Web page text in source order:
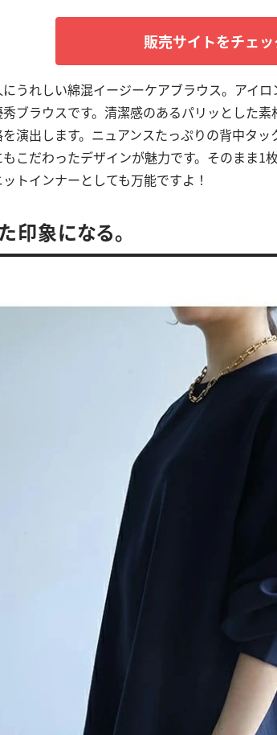
販売サイトをチェッ
うれしい綿混イージーケアブラウス。アイ
ブラウスです。清潔感のあるパリッとした
演出します。ニュアンスたっぷりの背中タ
こだわったデザインが魅力です。そのまま1
トインナーとしても万能ですよ！
印象になる。